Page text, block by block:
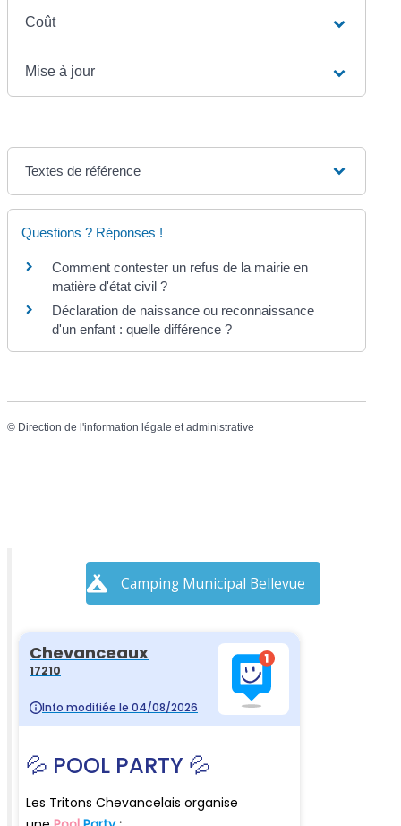
Coût
Mise à jour
Textes de référence
Questions ? Réponses !
Comment contester un refus de la mairie en
matière d'état civil ?
Déclaration de naissance ou reconnaissance
d'un enfant : quelle différence ?
© Direction de l'information légale et administrative
Camping Municipal Bellevue